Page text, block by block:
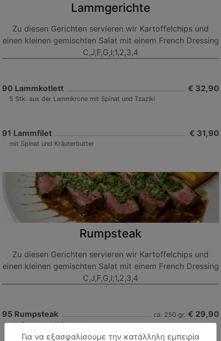
Lammgerichte
Zu diesen Gerichten servieren wir Kartoffelchips und
einen kleinen gemischten Salat mit einem French Dressing
C,J,F,G,I;1,2,3,4
90 Lammkotlett € 32,90
5 Stk. aus der Lammkrone mit Spinat und Tzaziki
91 Lammfilet € 31,90
mit Spinat und Kräuterbutter
Rumpsteak
Zu diesen Gerichten servieren wir Kartoffelchips und
einen kleinen gemischten Salat mit einem French Dressing
C,J,F,G,I;1,2,3,4
95 Rumpsteak ca. 250 gr. € 29,90
mit Spinat und Kräuterbutter
Για να εξασφαλίσουμε την κατάλληλη εμπειρία